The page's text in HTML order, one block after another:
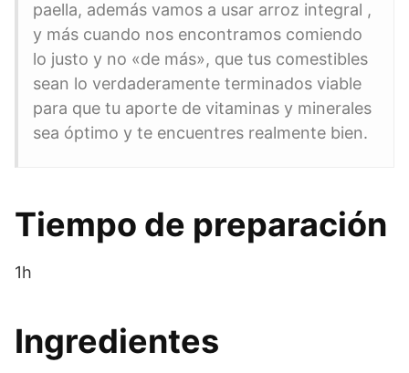
paella, además vamos a usar arroz integral ,
y más cuando nos encontramos comiendo
lo justo y no «de más», que tus comestibles
sean lo verdaderamente terminados viable
para que tu aporte de vitaminas y minerales
sea óptimo y te encuentres realmente bien.
Tiempo de preparación
1h
Ingredientes